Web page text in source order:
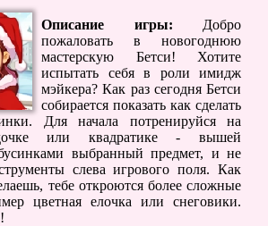
Описание игры: Добро
пожаловать в новогоднюю
мастерскую Бетси! Хотите
испытать себя в роли имидж
мэйкера? Как раз сегодня Бетси
собирается показать как сделать
Для начала потренируйся на
или квадратике - вышей
выбранный предмет, и не
слева игрового поля. Как
тебе откроются более сложные
цветная елочка или снеговики.